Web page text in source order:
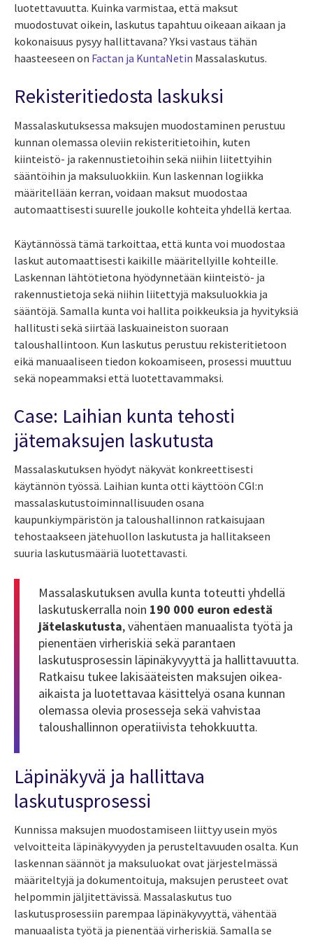
luotettavuutta. Kuinka varmistaa, että maksut
muodostuvat oikein, laskutus tapahtuu oikeaan aikaan ja
kokonaisuus pysyy hallittavana?Yksi vastaus tähän
haasteeseen on Factan ja KuntaNetin Massalaskutus.
Rekisteritiedosta laskuksi
Massalaskutuksessa maksujen muodostaminen perustuu
kunnan olemassa oleviin rekisteritietoihin, kuten
kiinteistö- ja rakennustietoihin sekä niihin liitettyihin
sääntöihin ja maksuluokkiin. Kun laskennan logiikka
määritellään kerran, voidaan maksut muodostaa
automaattisesti suurelle joukolle kohteita yhdellä kertaa.
Käytännössä tämä tarkoittaa, että kunta voi muodostaa
laskut automaattisesti kaikille määritellyille kohteille.
Laskennan lähtötietona hyödynnetään kiinteistö- ja
rakennustietoja sekä niihin liitettyjä maksuluokkia ja
sääntöjä. Samalla kunta voi hallita poikkeuksia ja hyvityksiä
hallitusti sekä siirtää laskuaineiston suoraan
taloushallintoon. Kun laskutus perustuu rekisteritietoon
eikä manuaaliseen tiedon kokoamiseen, prosessi muuttuu
sekä nopeammaksi että luotettavammaksi.
Case: Laihian kunta tehosti
jätemaksujen laskutusta
Massalaskutuksen hyödyt näkyvät konkreettisesti
käytännön työssä. Laihian kunta otti käyttöön CGI:n
massalaskutustoiminnallisuuden osana
kaupunkiympäristön ja taloushallinnon ratkaisujaan
tehostaakseen jätehuollon laskutusta ja hallitakseen
suuria laskutusmääriä luotettavasti.
Massalaskutuksen avulla kunta toteutti yhdellä
laskutuskerralla noin 190 000 euron edestä
jätelaskutusta, vähentäen manuaalista työtä ja
pienentäen virheriskiä sekä parantaen
laskutusprosessin läpinäkyvyyttä ja hallittavuutta.
Ratkaisu tukee lakisääteisten maksujen oikea-
aikaista ja luotettavaa käsittelyä osana kunnan
olemassa olevia prosesseja sekä vahvistaa
taloushallinnon operatiivista tehokkuutta.
Läpinäkyvä ja hallittava
laskutusprosessi
Kunnissa maksujen muodostamiseen liittyy usein myös
velvoitteita läpinäkyvyyden ja perusteltavuuden osalta. Kun
laskennan säännöt ja maksuluokat ovat järjestelmässä
määriteltyjä ja dokumentoituja, maksujen perusteet ovat
helpommin jäljitettävissä. Massalaskutus tuo
laskutusprosessiin parempaa läpinäkyvyyttä, vähentää
manuaalista työtä ja pienentää virheriskiä. Samalla se